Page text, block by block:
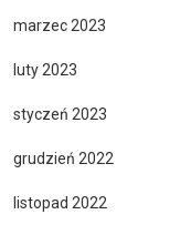
marzec 2023
luty 2023
styczeń 2023
grudzień 2022
listopad 2022